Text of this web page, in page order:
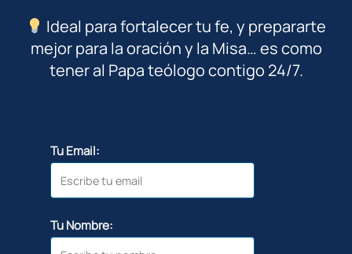
Ideal para fortalecer tu fe, y prepararte
mejor para la oración y la Misa… es como
tener al Papa teólogo contigo 24/7.
Tu Email:
Tu Nombre: